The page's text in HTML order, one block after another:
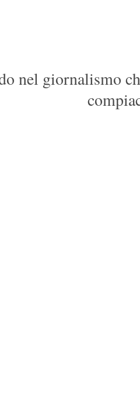
nel giornalismo